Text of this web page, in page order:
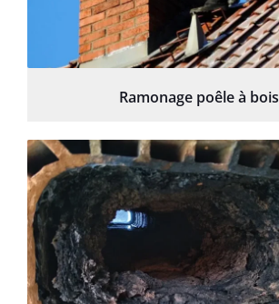
Ramonage poêle à bois